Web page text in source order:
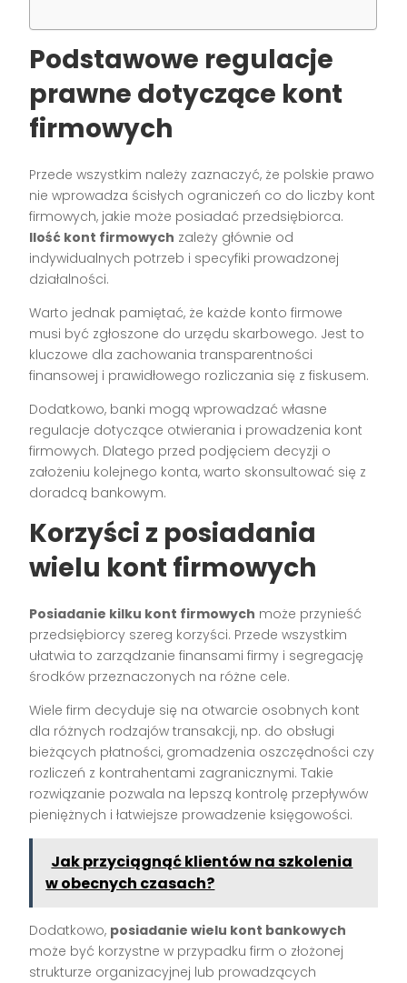
Podstawowe regulacje
prawne dotyczące kont
firmowych
Przede wszystkim należy zaznaczyć, że polskie prawo
nie wprowadza ścisłych ograniczeń co do liczby kont
firmowych, jakie może posiadać przedsiębiorca.
Ilość kont firmowych zależy głównie od
indywidualnych potrzeb i specyfiki prowadzonej
działalności.
Warto jednak pamiętać, że każde konto firmowe
musi być zgłoszone do urzędu skarbowego. Jest to
kluczowe dla zachowania transparentności
finansowej i prawidłowego rozliczania się z fiskusem.
Dodatkowo, banki mogą wprowadzać własne
regulacje dotyczące otwierania i prowadzenia kont
firmowych. Dlatego przed podjęciem decyzji o
założeniu kolejnego konta, warto skonsultować się z
doradcą bankowym.
Korzyści z posiadania
wielu kont firmowych
Posiadanie kilku kont firmowych może przynieść
przedsiębiorcy szereg korzyści. Przede wszystkim
ułatwia to zarządzanie finansami firmy i segregację
środków przeznaczonych na różne cele.
Wiele firm decyduje się na otwarcie osobnych kont
dla różnych rodzajów transakcji, np. do obsługi
bieżących płatności, gromadzenia oszczędności czy
rozliczeń z kontrahentami zagranicznymi. Takie
rozwiązanie pozwala na lepszą kontrolę przepływów
pieniężnych i łatwiejsze prowadzenie księgowości.
Jak przyciągnąć klientów na szkolenia
w obecnych czasach?
Dodatkowo, posiadanie wielu kont bankowych
może być korzystne w przypadku firm o złożonej
strukturze organizacyjnej lub prowadzących